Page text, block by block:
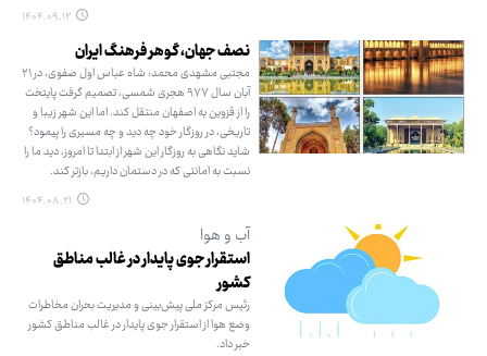
۱۴۰۴.۰۹.۱۲
نصف جهان، گوهر فرهنگ ایران
مجتبی مشهدی محمد: شاه عباس اول صفوی، در ۲۱
آبان سال ۹۷۷ هجری شمسی، تصمیم گرفت پایتخت
را از قزوین به اصفهان منتقل کند. اما این شهر زیبا و
تاریخی، در روزگار خود چه دید و چه مسیری را پیمود؟
شاید نگاهی به روزگار این شهر از ابتدا تا امروز، دید ما را
نسبت به امانتی که در دستمان داریم، بازتر کند.
۱۴۰۴.۰۸.۲۱
آب و هوا
استقرار جوی پایدار در غالب مناطق
کشور
رئیس مرکز ملی پیش‌بینی و مدیریت بحران مخاطرات
وضع هوا از استقرار جوی پایدار در غالب مناطق کشور
خبر داد.